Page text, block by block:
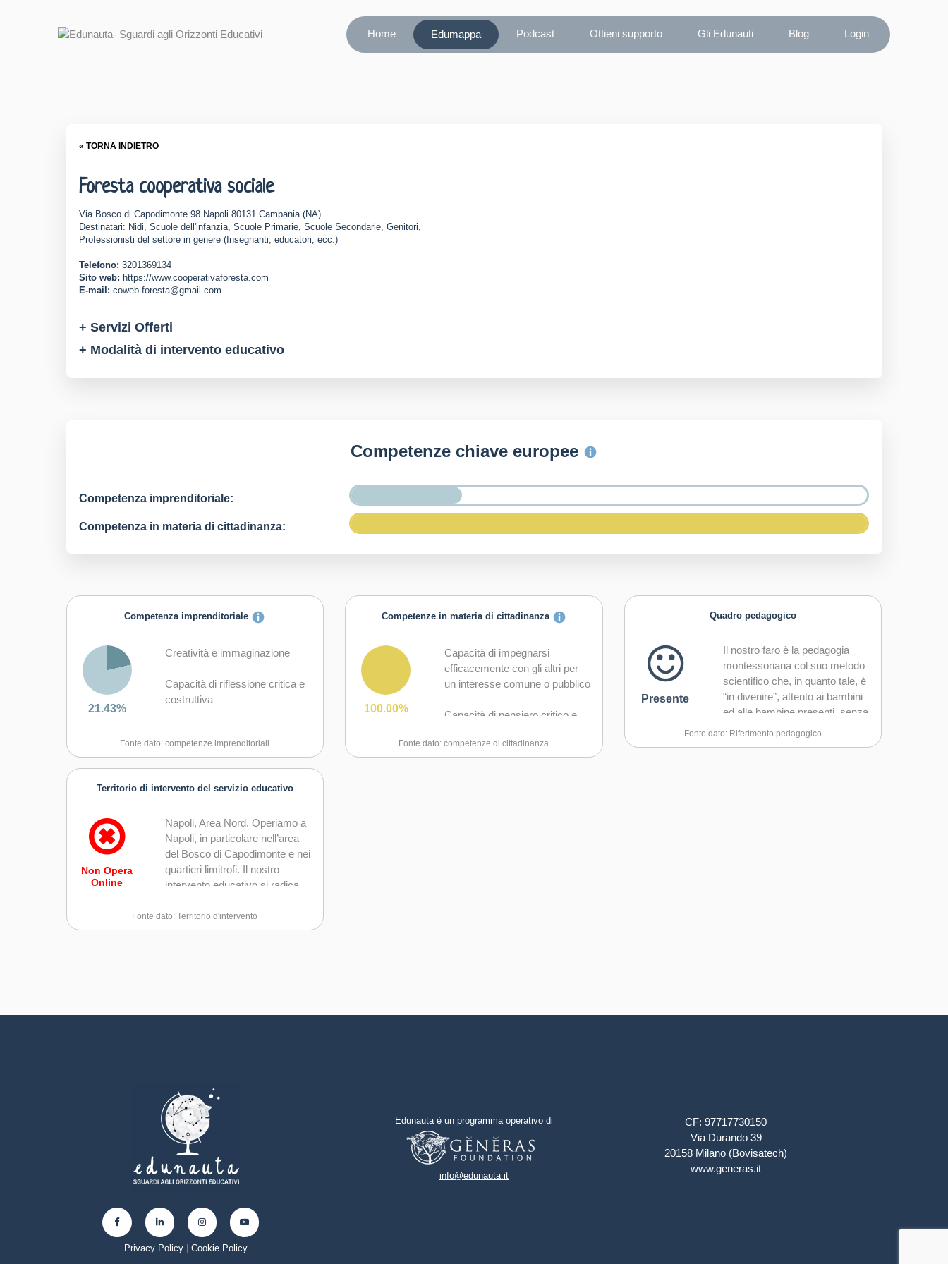
Home Edumappa Podcast Ottieni supporto Gli Edunauti Blog Login
« TORNA INDIETRO
Foresta cooperativa sociale
Via Bosco di Capodimonte 98 Napoli 80131 Campania (NA)
Destinatari: Nidi, Scuole dell'infanzia, Scuole Primarie, Scuole Secondarie, Genitori,
Professionisti del settore in genere (Insegnanti, educatori, ecc.)
Telefono: 3201369134
Sito web: https://www.cooperativaforesta.com
E-mail: coweb.foresta@gmail.com
+ Servizi Offerti
+ Modalità di intervento educativo
Competenze chiave europee
Competenza imprenditoriale:
Competenza in materia di cittadinanza:
Competenza imprenditoriale
21.43%
Creatività e immaginazione
Capacità di riflessione critica e
costruttiva
modalità collaborativa in gruppo
sia in maniera autonoma
Fonte dato: competenze imprenditoriali
Competenze in materia di cittadinanza
100.00%
Capacità di impegnarsi
efficacemente con gli altri per
un interesse comune o pubblico
Capacità di pensiero critico e
dei problemi
Fonte dato: competenze di cittadinanza
Quadro pedagogico
Presente
Il nostro faro è la pedagogia
montessoriana col suo metodo
scientifico che, in quanto tale, è
“in divenire”, attento ai bambini
ed alle bambine presenti, senza
rigidità e teorie astratte ma
Fonte dato: Riferimento pedagogico
Territorio di intervento del servizio educativo
Non Opera
Online
Napoli, Area Nord. Operiamo a
Napoli, in particolare nell’area
del Bosco di Capodimonte e nei
quartieri limitrofi. Il nostro
intervento educativo si radica
val
Fonte dato: Territorio d'intervento
Privacy Policy |Cookie Policy
Edunauta è un programma operativo di
info@edunauta.it
CF: 97717730150
Via Durando 39
20158 Milano (Bovisatech)
www.generas.it